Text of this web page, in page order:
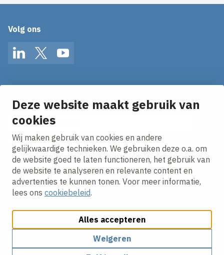
Deze website maakt gebruik van
cookies
Wij maken gebruik van cookies en andere
gelijkwaardige technieken. We gebruiken deze o.a. om
de website goed te laten functioneren, het gebruik van
de website te analyseren en relevante content en
advertenties te kunnen tonen. Voor meer informatie,
lees ons cookiebeleid.
Alles accepteren
Weigeren
Volg ons
LinkedInTwitterYouTube
Ontvang onze nieuws alerts in je mailbox!
E-mailadres
Ik ga akkoord met hetprivacy statement.
Cookies aanpassenCookie beleidPrivacy policy